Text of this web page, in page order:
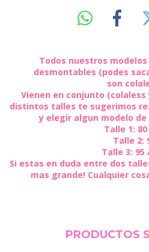
Todos nuestros
desmontables (podes
son
Vienen en conjunto
distintos talles te sugerimos
y elegir algun modelo
Talle 1:
Talle 2:
Talle 3: 95
Si estas en duda entre dos
mas grande! Cualquier
PRODUCTOS